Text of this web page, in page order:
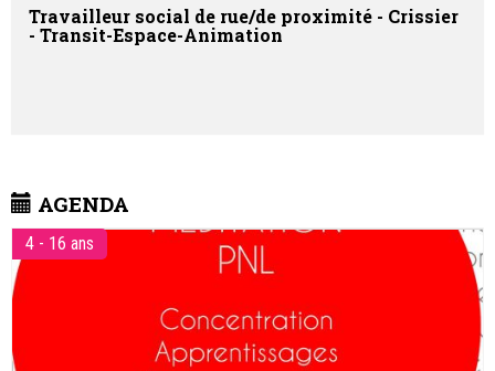
Travailleur social de rue/de proximité - Crissier
- Transit-Espace-Animation
AGENDA
4 - 16 ans